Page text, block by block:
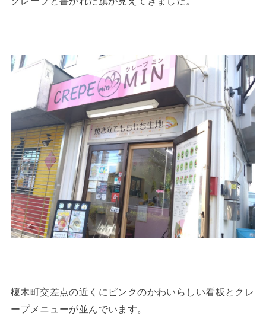
榎木町交差点の近くにピンクのかわいらしい看板とクレ
ープメニューが並んでいます。